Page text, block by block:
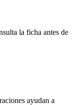
la ficha antes de
ayudan a